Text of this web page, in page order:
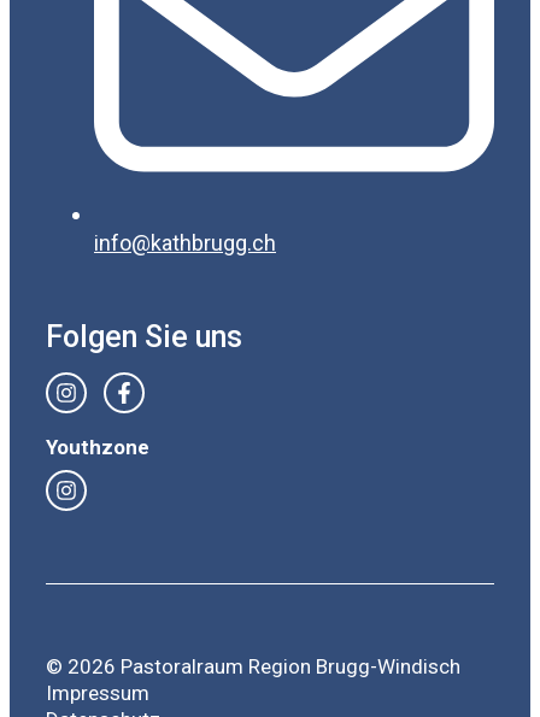
info@kathbrugg.ch
Folgen Sie uns
Youthzone
© 2026 Pastoralraum Region Brugg-Windisch
Impressum